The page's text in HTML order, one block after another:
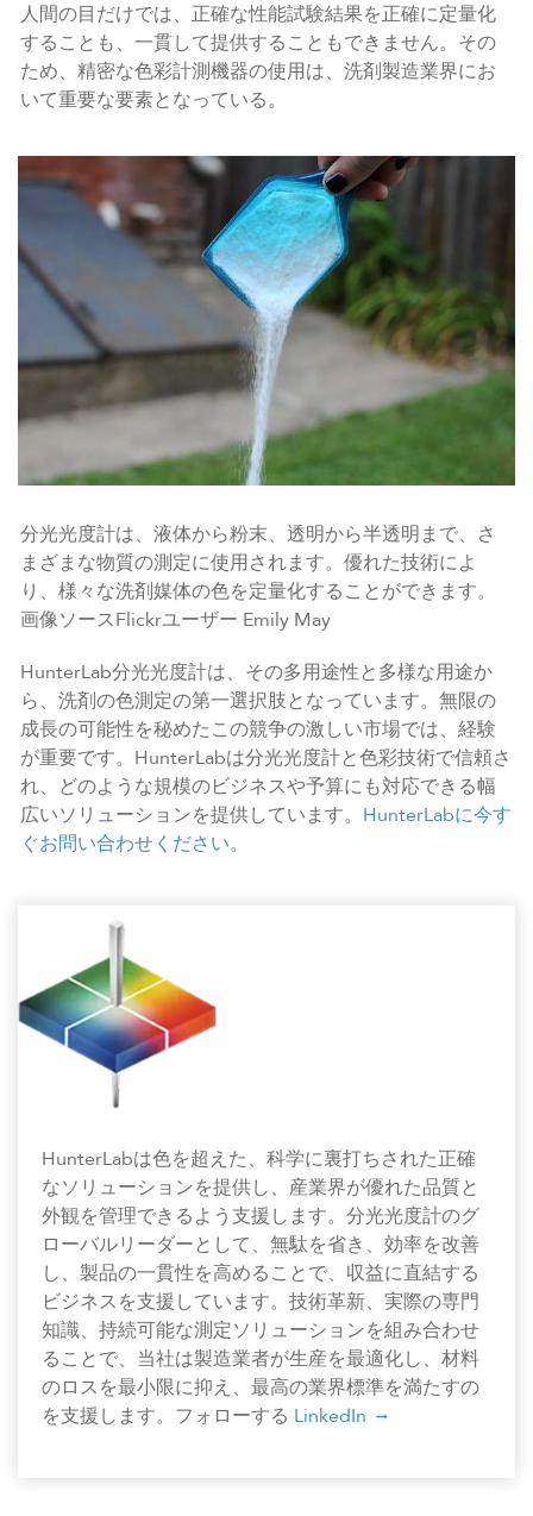
人間の目だけでは、正確な性能試験結果を正確に定量化
することも、一貫して提供することもできません。その
ため、精密な色彩計測機器の使用は、洗剤製造業界にお
いて重要な要素となっている。
分光光度計は、液体から粉末、透明から半透明まで、さ
まざまな物質の測定に使用されます。優れた技術によ
り、様々な洗剤媒体の色を定量化することができます。
画像ソースFlickrユーザー Emily May
HunterLab分光光度計は、その多用途性と多様な用途か
ら、洗剤の色測定の第一選択肢となっています。無限の
成長の可能性を秘めたこの競争の激しい市場では、経験
が重要です。HunterLabは分光光度計と色彩技術で信頼さ
れ、どのような規模のビジネスや予算にも対応できる幅
広いソリューションを提供しています。 HunterLabに今す
ぐお問い合わせください。
HunterLabは色を超えた、科学に裏打ちされた正確
なソリューションを提供し、産業界が優れた品質と
外観を管理できるよう支援します。分光光度計のグ
ローバルリーダーとして、無駄を省き、効率を改善
し、製品の一貫性を高めることで、収益に直結する
ビジネスを支援しています。技術革新、実際の専門
知識、持続可能な測定ソリューションを組み合わせ
ることで、当社は製造業者が生産を最適化し、材料
のロスを最小限に抑え、最高の業界標準を満たすの
を支援します。フォローする LinkedIn